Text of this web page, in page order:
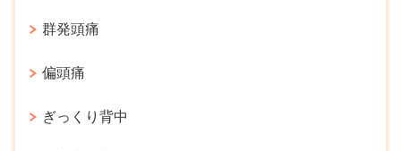
群発頭痛
偏頭痛
ぎっくり背中